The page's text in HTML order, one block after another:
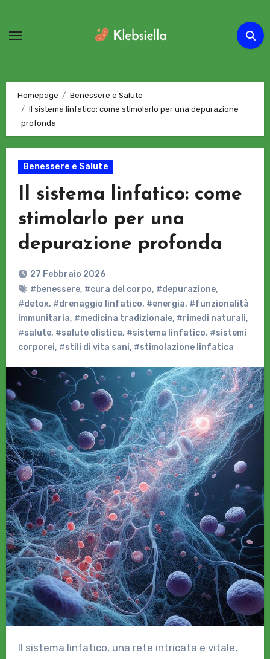
contenuto
Homepage
Benessere e Salute
Il sistema linfatico: come stimolarlo per una depurazione
profonda
Benessere e Salute
Il sistema linfatico: come
stimolarlo per una
depurazione profonda
27 Febbraio 2026
#benessere, #cura del corpo, #depurazione,
#detox, #drenaggio linfatico, #energia, #funzionalità
immunitaria, #medicina tradizionale, #rimedi naturali,
#salute, #salute olistica, #sistema linfatico, #sistemi
corporei, #stili di vita sani, #stimolazione linfatica
Il sistema linfatico, una rete intricata e vitale,